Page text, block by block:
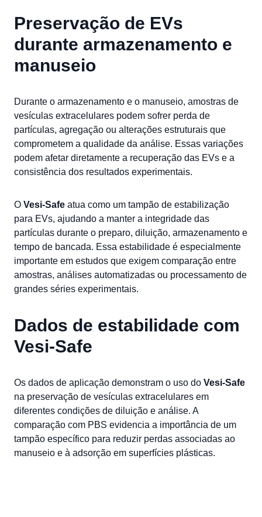
Preservação de EVs
durante armazenamento e
manuseio
Durante o armazenamento e o manuseio, amostras de
vesículas extracelulares podem sofrer perda de
partículas, agregação ou alterações estruturais que
comprometem a qualidade da análise. Essas variações
podem afetar diretamente a recuperação das EVs e a
consistência dos resultados experimentais.
O Vesi-Safe atua como um tampão de estabilização
para EVs, ajudando a manter a integridade das
partículas durante o preparo, diluição, armazenamento e
tempo de bancada. Essa estabilidade é especialmente
importante em estudos que exigem comparação entre
amostras, análises automatizadas ou processamento de
grandes séries experimentais.
Dados de estabilidade com
Vesi-Safe
Os dados de aplicação demonstram o uso do Vesi-Safe
na preservação de vesículas extracelulares em
diferentes condições de diluição e análise. A
comparação com PBS evidencia a importância de um
tampão específico para reduzir perdas associadas ao
manuseio e à adsorção em superfícies plásticas.